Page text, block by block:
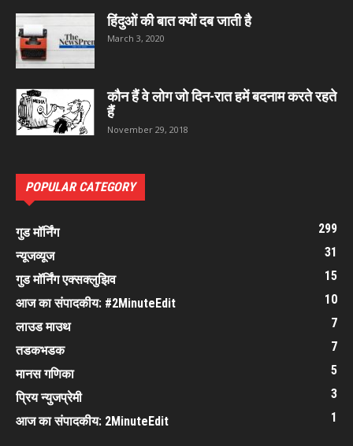
हिंदुओं की बात क्यों दब जाती है
March 3, 2020
कौन हैं वे लोग जो दिन-रात हमें बदनाम करते रहते
हैं
November 29, 2018
POPULAR CATEGORY
गुड मॉर्निंग
299
न्यूजव्यूज
31
गुड मॉर्निंग एक्सक्लुझिव
15
आज का संपादकीय: #2MinuteEdit
10
लाउड माउथ
7
तडकभडक
7
मानस गणिका
5
प्रिय न्युजप्रेमी
3
आज का संपादकीय: 2MinuteEdit
1